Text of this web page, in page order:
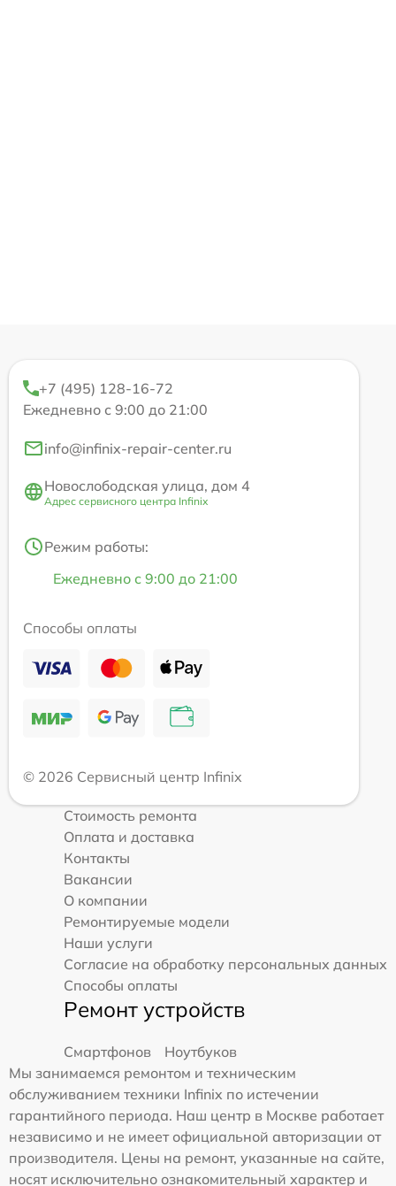
+7 (495) 128-16-72
Ежедневно с 9:00 до 21:00
info@infinix-repair-center.ru
Новослободская улица, дом 4
Адрес сервисного центра Infinix
Режим работы:
Ежедневно с 9:00 до 21:00
Способы оплаты
© 2026 Сервисный центр Infinix
Стоимость ремонта
Оплата и доставка
Контакты
Вакансии
О компании
Ремонтируемые модели
Наши услуги
Согласие на обработку персональных данных
Способы оплаты
Ремонт устройств
Смартфонов
Ноутбуков
Мы занимаемся ремонтом и техническим
обслуживанием техники Infinix по истечении
гарантийного периода. Наш центр в Москве работает
независимо и не имеет официальной авторизации от
производителя. Цены на ремонт, указанные на сайте,
носят исключительно ознакомительный характер и